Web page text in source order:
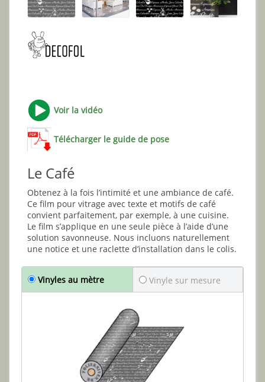
Voir la vidéo
Télécharger le guide de pose
Le Café
Obtenez à la fois l’intimité et une ambiance de café.
Ce film pour vitrage avec texte et motifs de café
convient parfaitement, par exemple, à une cuisine.
Le film s’applique en une seule pièce à l’aide d’une
solution savonneuse. Nous incluons naturellement
une notice et une raclette d’installation dans le colis.
Vinyles au mètre Vinyle sur mesure